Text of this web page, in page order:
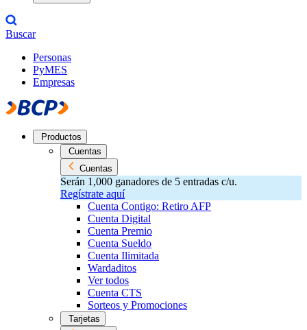
Buscar
Personas
PyMES
Empresas
Productos
Cuentas
Cuentas
Serán 1,000 ganadores de 5 entradas c/u.
Regístrate aquí
Cuenta Contigo: Retiro AFP
Cuenta Digital
Cuenta Premio
Cuenta Sueldo
Cuenta Ilimitada
Wardaditos
Ver todos
Cuenta CTS
Sorteos y Promociones
Tarjetas